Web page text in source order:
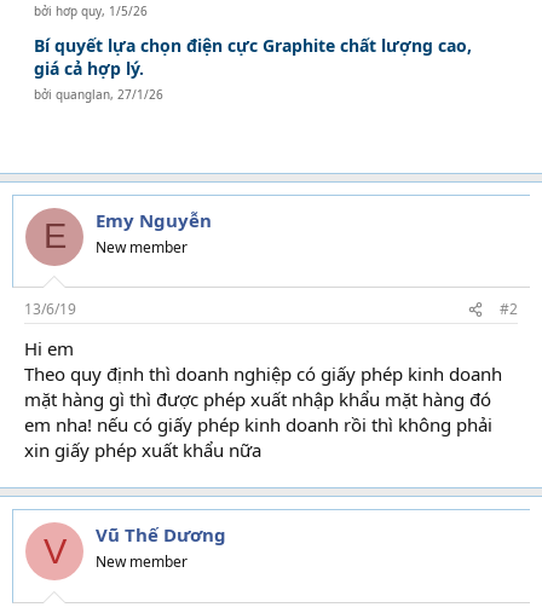
bởihơp quy, 1/5/26
Bí quyết lựa chọn điện cực Graphite chất lượng cao,
giá cả hợp lý.
bởiquanglan, 27/1/26
E Emy Nguyễn
New member
13/6/19 #2
Hi em
Theo quy định thì doanh nghiệp có giấy phép kinh doanh
mặt hàng gì thì được phép xuất nhập khẩu mặt hàng đó
em nha! nếu có giấy phép kinh doanh rồi thì không phải
xin giấy phép xuất khẩu nữa
V Vũ Thế Dương
New member